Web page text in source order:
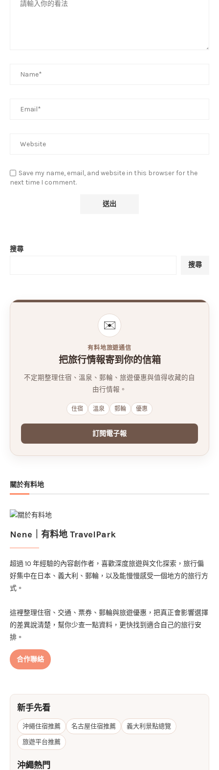
Save my name, email, and website in this browser for the
next time I comment.
搜尋
搜尋
✉️
有料地旅遊通信
把旅行情報寄到你的信箱
不定期整理住宿、溫泉、郵輪、旅遊優惠與值得收藏的自
由行情報。
住宿 溫泉 郵輪 優惠
訂閱電子報
關於有料地
Nene｜有料地 TravelPark
超過 10 年經驗的內容創作者，喜歡深度旅遊與文化探索，旅行偏
好集中在日本、義大利、郵輪，以及能慢慢感受一個地方的旅行方
式。
這裡整理住宿、交通、票券、郵輪與旅遊優惠，把真正會影響選擇
的差異說清楚，幫你少查一點資料，更快找到適合自己的旅行安
排。
合作聯絡
新手先看
沖繩住宿推薦 名古屋住宿推薦 義大利景點總覽
旅遊平台推薦
沖繩熱門